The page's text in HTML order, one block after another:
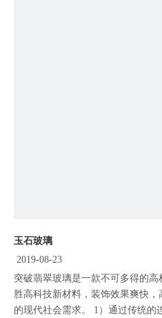
玉石玻璃
2019-08-23
突破翡翠玻璃是一款不可多得的
胜高科技新材料，装饰效果爽快
的现代社会需求。 1）通过传统的